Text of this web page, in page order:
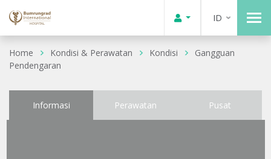
ID
Home Kondisi & Perawatan Kondisi
Gangguan
Pendengaran
Informasi Perawatan Pusat